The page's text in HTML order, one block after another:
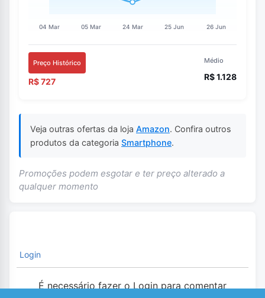
Preço Histórico
R$ 727
Médio
R$ 1.128
Veja outras ofertas da loja Amazon. Confira outros
produtos da categoria Smartphone.
Promoções podem esgotar e ter preço alterado a
qualquer momento
Login
É necessário fazer o Login para comentar